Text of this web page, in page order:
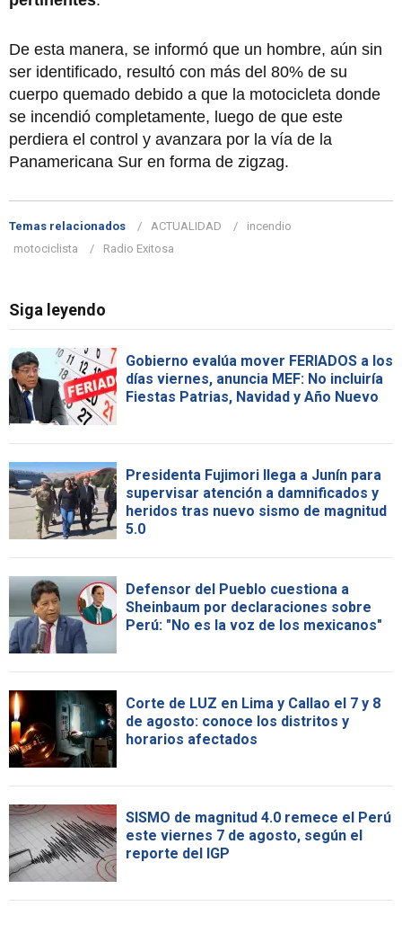
De esta manera, se informó que un hombre, aún sin
ser identificado, resultó con más del 80% de su
cuerpo quemado debido a que la motocicleta donde
se incendió completamente, luego de que este
perdiera el control y avanzara por la vía de la
Panamericana Sur en forma de zigzag.
Temas relacionados ACTUALIDAD
incendio
motociclista
Radio Exitosa
Siga leyendo
Gobierno evalúa mover FERIADOS a los
días viernes, anuncia MEF: No incluiría
Fiestas Patrias, Navidad y Año Nuevo
Presidenta Fujimori llega a Junín para
supervisar atención a damnificados y
heridos tras nuevo sismo de magnitud
5.0
Defensor del Pueblo cuestiona a
Sheinbaum por declaraciones sobre
Perú: "No es la voz de los mexicanos"
Corte de LUZ en Lima y Callao el 7 y 8
de agosto: conoce los distritos y
horarios afectados
SISMO de magnitud 4.0 remece el Perú
este viernes 7 de agosto, según el
reporte del IGP